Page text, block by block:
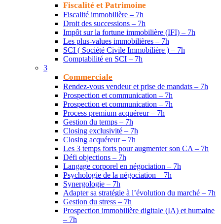
Fiscalité et Patrimoine
Fiscalité immobilière – 7h
Droit des successions – 7h
Impôt sur la fortune immobilière (IFI) – 7h
Les plus-values immobilières – 7h
SCI ( Société Civile Immobilière ) – 7h
Comptabilité en SCI – 7h
3
Commerciale
Rendez-vous vendeur et prise de mandats – 7h
Prospection et communication – 7h
Prospection et communication – 7h
Process premium acquéreur – 7h
Gestion du temps – 7h
Closing exclusivité – 7h
Closing acquéreur – 7h
Les 3 temps forts pour augmenter son CA – 7h
Défi objections – 7h
Langage corporel en négociation – 7h
Psychologie de la négociation – 7h
Synergologie – 7h
Adapter sa stratégie à l’évolution du marché – 7h
Gestion du stress – 7h
Prospection immobilière digitale (IA) et humaine
– 7h